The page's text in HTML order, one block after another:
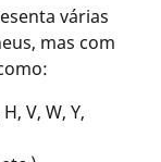
várias
mas com
V, W, Y,